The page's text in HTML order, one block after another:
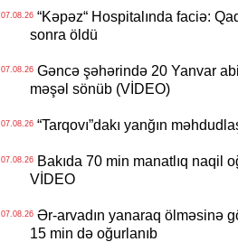
07.08.26“Kəpəz“ Hospitalında faciə:
sonra öldü
07.08.26Gəncə şəhərində 20 Yanvar
məşəl sönüb (VİDEO)
07.08.26“Tarqovı”dakı yanğın
07.08.26Bakıda 70 min manatlıq naqil
VİDEO
07.08.26Ər-arvadın yanaraq ölməsinə
15 min də oğurlanıb